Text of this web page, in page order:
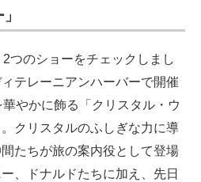
つのショーをチェックしまし
テレーニアンハーバーで開催
やかに飾る「クリスタル・ウ
クリスタルのふしぎな力に導
たちが旅の案内役として登場
、ドナルドたちに加え、先日